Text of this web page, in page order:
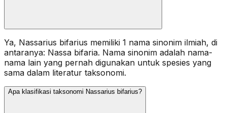
Ya, Nassarius bifarius memiliki 1 nama sinonim ilmiah, di
antaranya: Nassa bifaria. Nama sinonim adalah nama-
nama lain yang pernah digunakan untuk spesies yang
sama dalam literatur taksonomi.
Apa klasifikasi taksonomi Nassarius bifarius?